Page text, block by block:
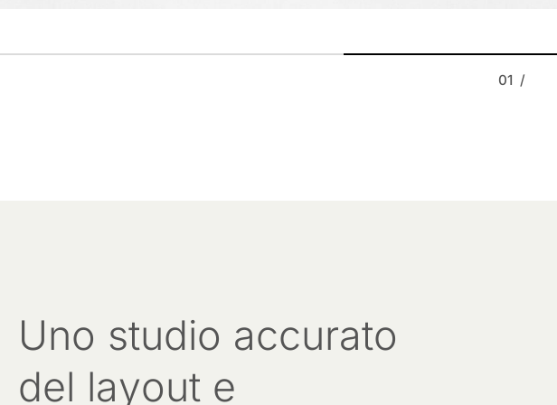
01 /
Uno studio accurato
del layout e